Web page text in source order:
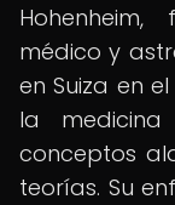
médico y
en Suiza en
la
conceptos
teorías. Su